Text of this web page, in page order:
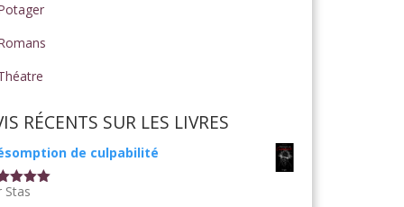
RÉCENTS SUR LES LIVRES
de culpabilité
5sur
Stas